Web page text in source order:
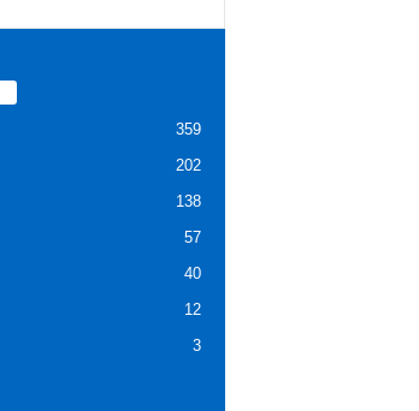
359
202
138
57
40
12
3